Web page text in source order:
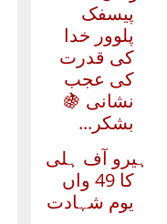
پیسفک
ﭘﻠﻮﻭﺭ ﺧﺪﺍ
ﮐﯽ ﻗﺪﺭﺕ
ﮐﯽ ﻋﺠﺐ
ﻧﺸﺎﻧﯽ 🍇
بشکر...
ہیرو آف ہلی
کا 49 واں
یوم شہادت